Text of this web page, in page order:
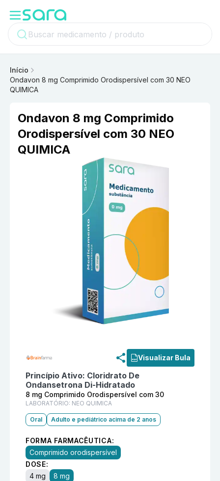
Início
Ondavon 8 mg Comprimido Orodispersível com 30 NEO
QUIMICA
Ondavon 8 mg Comprimido
Orodispersível com 30 NEO
QUIMICA
Visualizar Bula
Princípio Ativo: Cloridrato De
Ondansetrona Di-Hidratado
8 mg Comprimido Orodispersível com 30
LABORATÓRIO: NEO QUIMICA
Oral Adulto e pediátrico acima de 2 anos
FORMA FARMACÊUTICA:
Comprimido orodispersível
DOSE:
4 mg
8 mg